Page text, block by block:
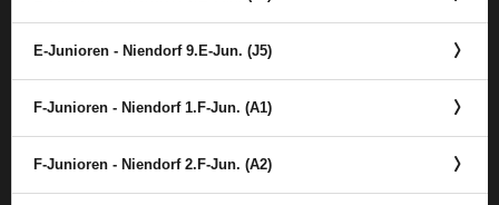
E-Junioren - Niendorf 9.E-Jun. (J5)
F-Junioren - Niendorf 1.F-Jun. (A1)
F-Junioren - Niendorf 2.F-Jun. (A2)